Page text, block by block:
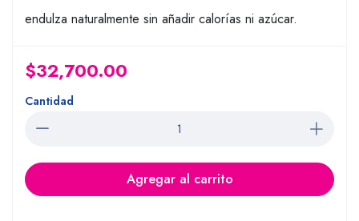
endulza naturalmente sin añadir calorías ni azúcar.
$32,700.00
Cantidad
Agregar al carrito